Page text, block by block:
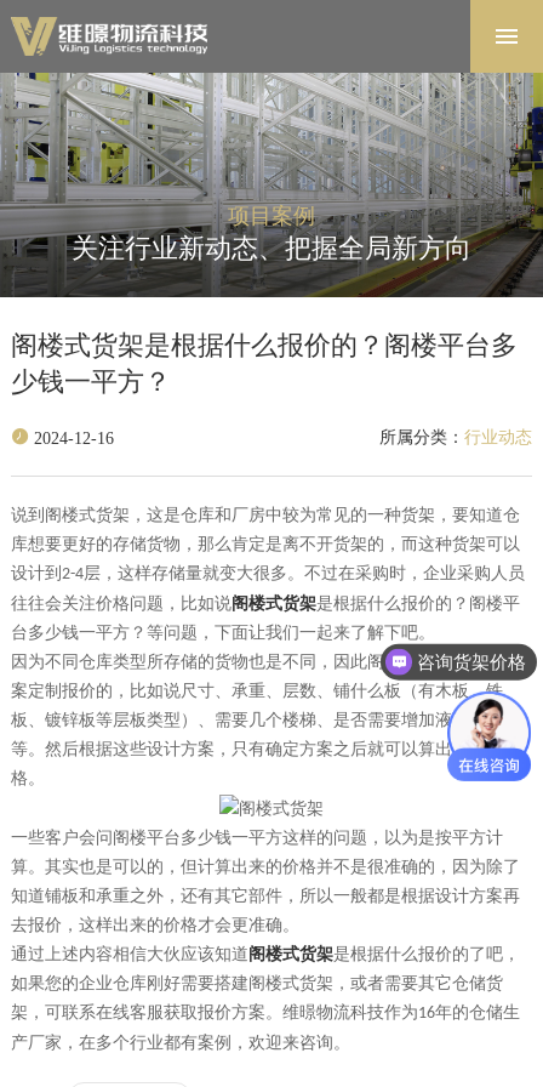
解决方案
软件系统
产品中心
项目案例
关于维暻
联系我们
项目案例
关注行业新动态、把握全局新方向
阁楼式货架是根据什么报价的？阁楼平台多
少钱一平方？
2024-12-16 所属分类：行业动态
说到阁楼式货架，这是仓库和厂房中较为常见的一种货架，要知道仓
库想要更好的存储货物，那么肯定是离不开货架的，而这种货架可以
设计到 2-4层，这样存储量就变大很多。不过在采购时，企业采购人员
往往会关注价格问题，比如说阁楼式货架是根据什么报价的？阁楼平
台多少钱一平方？等问题，下面让我们一起来了解下吧。
因为不同仓库类型所存储的货物也是不同，因此阁楼式货架是根据方
案定制报价的，比如说尺寸、承重、层数、铺什么板（有木板、铁
板、镀锌板等层板类型）、需要几个楼梯、是否需要增加液压升降台
等。然后根据这些设计方案，只有确定方案之后就可以算出准确的价
格。
一些客户会问阁楼平台多少钱一平方这样的问题，以为是按平方计
算。其实也是可以的，但计算出来的价格并不是很准确的，因为除了
知道铺板和承重之外，还有其它部件，所以一般都是根据设计方案再
去报价，这样出来的价格才会更准确。
通过上述内容相信大伙应该知道阁楼式货架是根据什么报价的了吧，
如果您的企业仓库刚好需要搭建阁楼式货架，或者需要其它仓储货
架，可联系在线客服获取报价方案。维暻物流科技作为16年的仓储生
产厂家，在多个行业都有案例，欢迎来咨询。
咨询货架价格